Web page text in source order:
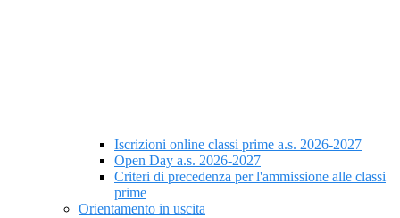
Iscrizioni online classi prime a.s. 2026-2027
Open Day a.s. 2026-2027
Criteri di precedenza per l'ammissione alle classi
prime
Orientamento in uscita